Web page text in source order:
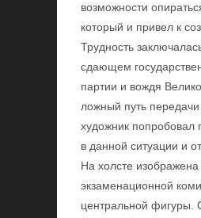
возможности
который и привел к
Трудность
сдающем
партии и вождя
ложный путь
художник попробовал
в данной ситуации и
На холсте изображена
экзаменационной
центральной фигуры.